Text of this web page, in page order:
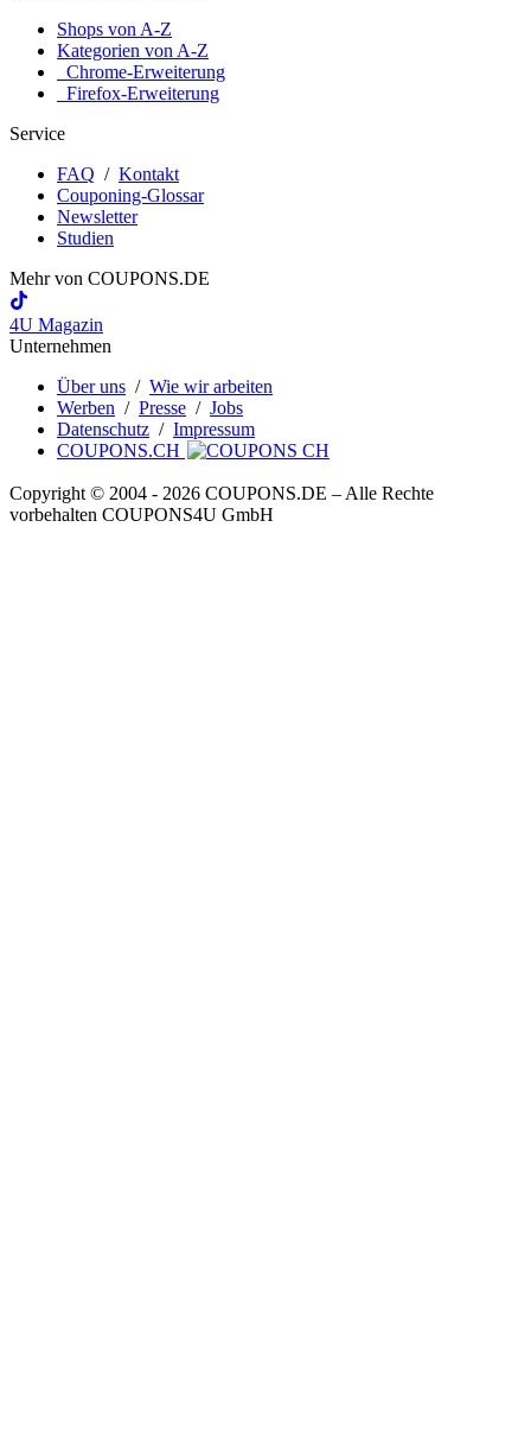
Shops von A-Z
Kategorien von A-Z
Chrome-Erweiterung
Firefox-Erweiterung
Service
FAQ / Kontakt
Couponing-Glossar
Newsletter
Studien
Mehr von COUPONS.DE
4U Magazin
Unternehmen
Über uns / Wie wir arbeiten
Werben / Presse / Jobs
Datenschutz / Impressum
COUPONS.CH
Copyright © 2004 ‐ 2026 COUPONS.DE – Alle Rechte
vorbehalten COUPONS4U GmbH